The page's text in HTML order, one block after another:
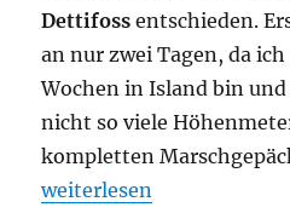
Dettifoss entschieden.
an nur zwei Tagen, da
Wochen in Island bin
nicht so viele
kompletten
„Durch den
weiterlesen